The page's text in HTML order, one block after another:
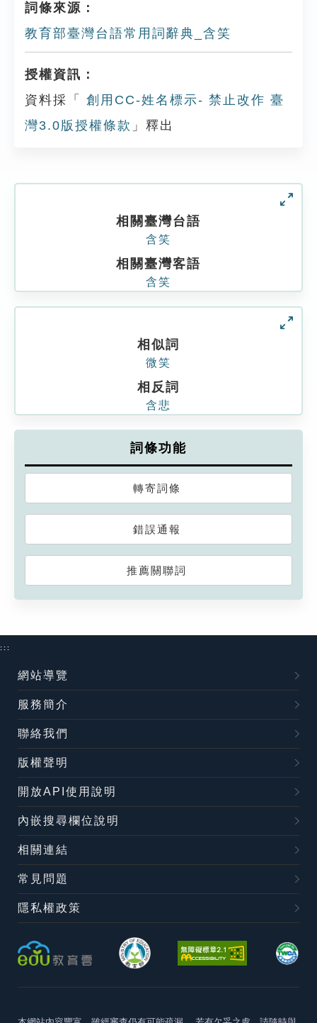
詞條來源：
教育部臺灣台語常用詞辭典_含笑
授權資訊：
資料採「
創用CC-姓名標示- 禁止改作 臺
灣3.0版授權條款 」釋出
相關臺灣台語
含笑
相關臺灣客語
含笑
相似詞
微笑
相反詞
含悲
詞條功能
轉寄詞條
錯誤通報
推薦關聯詞
:::
網站導覽
服務簡介
聯絡我們
版權聲明
開放API使用說明
內嵌搜尋欄位說明
相關連結
常見問題
隱私權政策